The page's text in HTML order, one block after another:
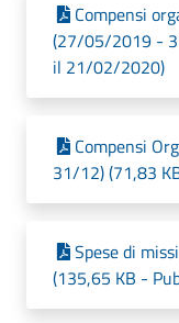
Compensi
(27/05/2019 -
il 21/02/2020)
Compensi
31/12) (71,83
Spese di
(135,65 KB -